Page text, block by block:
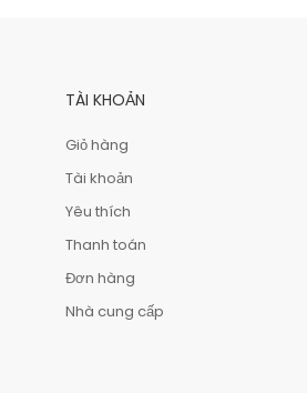
TÀI KHOẢN
Giỏ hàng
Tài khoản
Yêu thích
Thanh toán
Đơn hàng
Nhà cung cấp